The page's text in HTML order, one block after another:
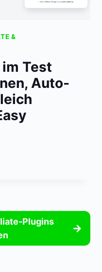
&
Test
Auto-
Plugins